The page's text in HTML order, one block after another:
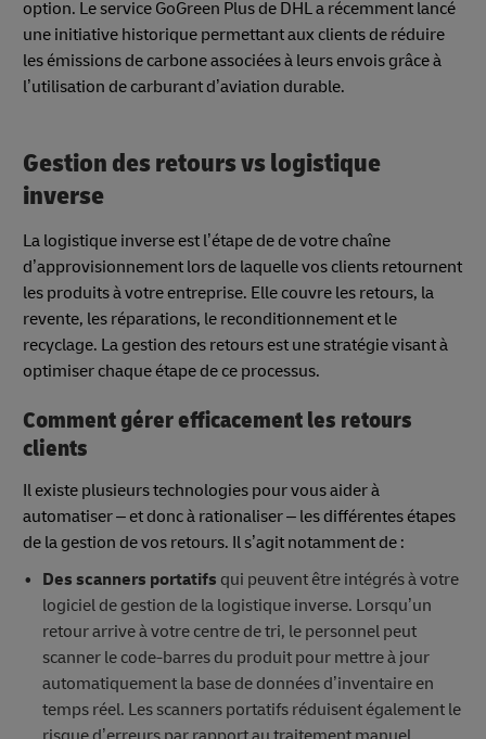
option. Le service GoGreen Plus de DHL a récemment lancé
une initiative historique permettant aux clients de réduire
les émissions de carbone associées à leurs envois grâce à
l’utilisation de carburant d’aviation durable.
Gestion des retours vs logistique
inverse
La logistique inverse est l’étape de de votre chaîne
d’approvisionnement lors de laquelle vos clients retournent
les produits à votre entreprise. Elle couvre les retours, la
revente, les réparations, le reconditionnement et le
recyclage. La gestion des retours est une stratégie visant à
optimiser chaque étape de ce processus.
Comment gérer efficacement les retours
clients
Il existe plusieurs technologies pour vous aider à
automatiser – et donc à rationaliser – les différentes étapes
de la gestion de vos retours. Il s’agit notamment de :
Des scanners portatifs qui peuvent être intégrés à votre
logiciel de gestion de la logistique inverse. Lorsqu’un
retour arrive à votre centre de tri, le personnel peut
scanner le code-barres du produit pour mettre à jour
automatiquement la base de données d’inventaire en
temps réel. Les scanners portatifs réduisent également le